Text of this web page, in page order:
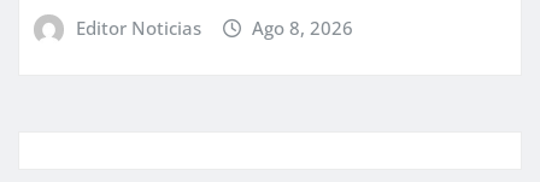
Editor Noticias Ago 8, 2026